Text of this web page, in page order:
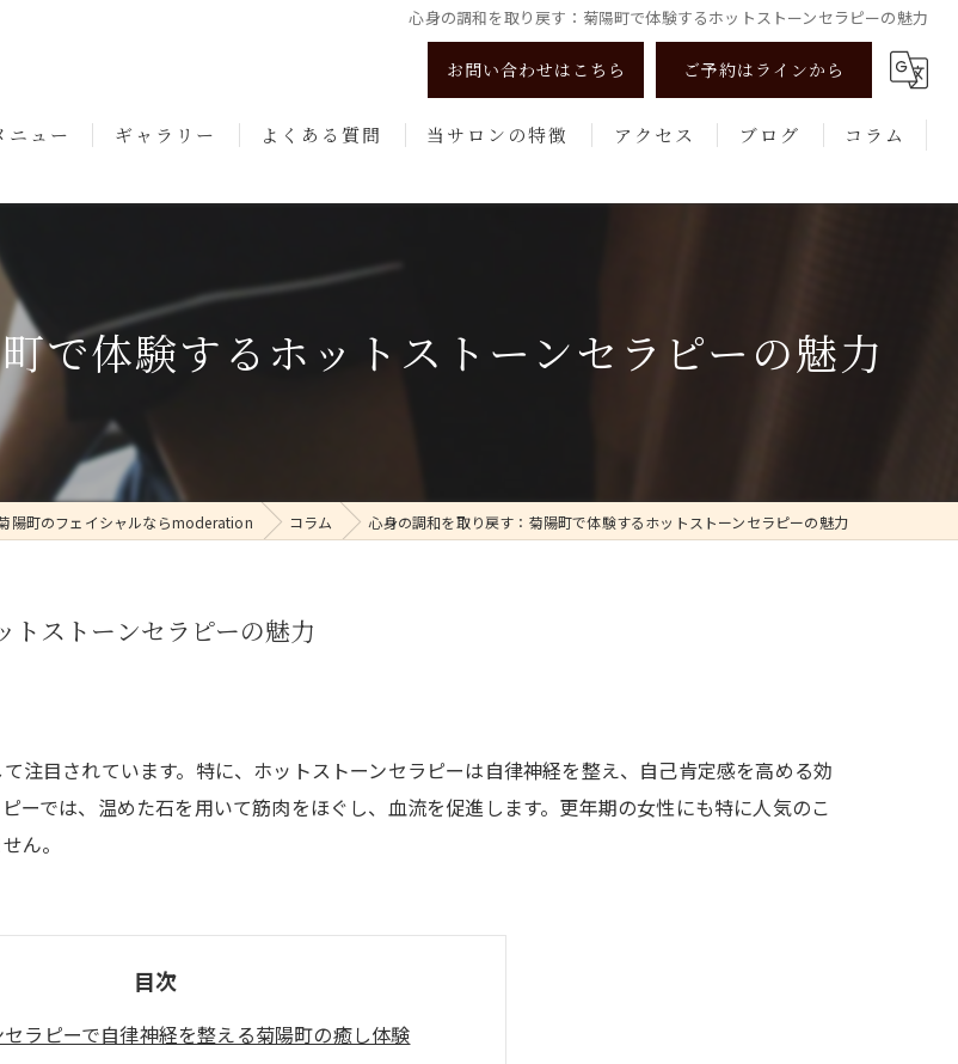
心身の調和を取り戻す：菊陽町で体験するホットストーンセラピーの魅力
お問い合わせはこちら ご予約はラインから
ニュー ギャラリー よくある質問 当サロンの特徴
美肌
アクセス ブログ コラム
で体験するホットストーンセラピーの魅力
陽町のフェイシャルならmoderation コラム 心身の調和を取り戻す：菊陽町で体験するホットストーンセラピーの魅力
ストーンセラピーの魅力
注目されています。特に、ホットストーンセラピーは自律神経を整え、自己肯定感を高める効
ーでは、温めた石を用いて筋肉をほぐし、血流を促進します。更年期の女性にも特に人気のこ
ん。
目次
ラピーで自律神経を整える菊陽町の癒し体験